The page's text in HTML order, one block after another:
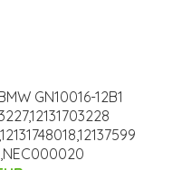
GN10016-12B1